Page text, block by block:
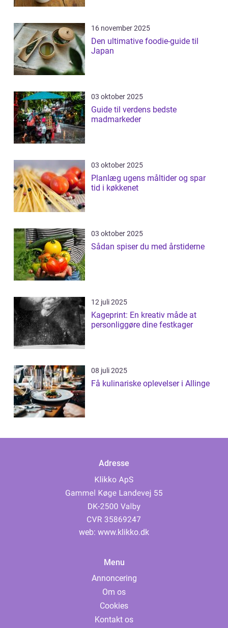
16 november 2025
Den ultimative foodie-guide til
Japan
03 oktober 2025
Guide til verdens bedste
madmarkeder
03 oktober 2025
Planlæg ugens måltider og spar
tid i køkkenet
03 oktober 2025
Sådan spiser du med årstiderne
12 juli 2025
Kageprint: En kreativ måde at
personliggøre dine festkager
08 juli 2025
Få kulinariske oplevelser i Allinge
Adresse
web: www.klikko.dk
Menu
Annoncering
Om os
Cookies
Kontakt os